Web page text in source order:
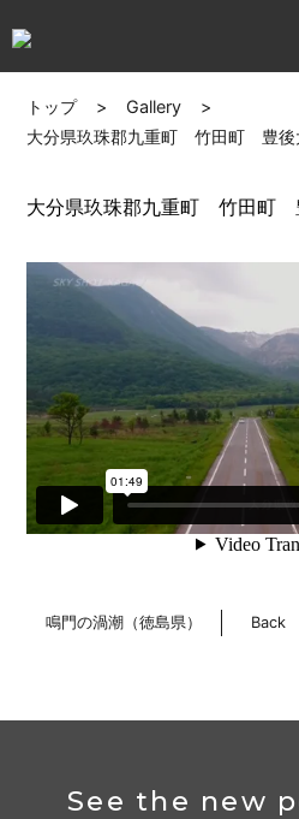
トップ > Gallery
>
大分県玖珠郡九重町 竹田町 豊後
大分県玖珠郡九重町 竹田町
鳴門の渦潮（徳島県） Back
See the new